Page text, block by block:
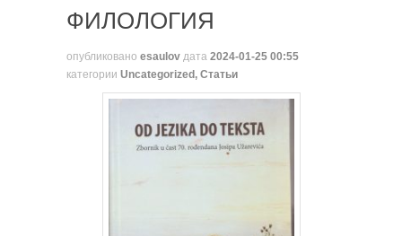
ФИЛОЛОГИЯ
опубликовано esaulov дата 2024-01-25 00:55
категории Uncategorized , Статьи